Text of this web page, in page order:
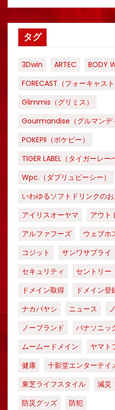
タグ
3Dwin ARTEC
BODY
FORECAST（フォーキャスト
Glimmis（グリミス）
Gourmandise（グルマンデ
POKEPII（ポケピー）
TIGER LABEL（タイガーレー
Wpc.（ダブリュピーシー）
いわゆるソフトドリンクの
アイリスオーヤマ
アウト
アルファフーズ
ウェブホ
コジット
サンワサプライ
セキュリティ
セントリー
ドメイン取得
ドメイン登
ナカバヤシ
ニュース
ノーブランド
パナソニッ
ムームードメイン
ヤマト
健康
十影堂エンターテイ
東芝ライフスタイル
減災
防災グッズ
防犯